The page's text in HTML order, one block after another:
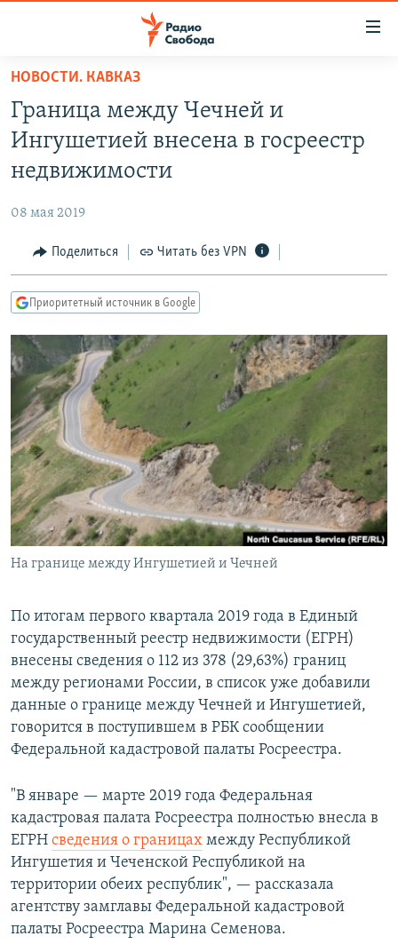
упрощенного
доступа
Вернуться
основному
Вернутся
Вернутся
поиску
ПОДКАСТЫ
АВТОРСКИЕ ПРОЕКТЫ
МНЕНИЯ
КУЛЬТУРА
КАВКАЗ.РЕАЛИИ
СЕВЕР.РЕАЛИИ
СИБИРЬ.РЕАЛИИ
РАСПИСАНИЕ ВЕЩАНИЯ
ПОДПИШИТЕСЬ НА РАССЫЛКУ
СОЦИАЛЬНЫЕ СЕТИ
Все сайты РСЕ/РС
НОВОСТИ. КАВКАЗ
Граница между Чечней и
Ингушетией внесена в госреестр
недвижимости
08 мая 2019
Поделиться Читать без VPN
Приоритетный источник в Google
На границе между Ингушетией и Чечней
По итогам первого квартала 2019 года в Единый
государственный реестр недвижимости (ЕГРН)
внесены сведения о 112 из 378 (29,63%) границ
между регионами России, в список уже добавили
данные о границе между Чечней и Ингушетией,
говорится в поступившем в РБК сообщении
Федеральной кадастровой палаты Росреестра.
"В январе — марте 2019 года Федеральная
кадастровая палата Росреестра полностью внесла в
ЕГРН сведения о границах между Республикой
Ингушетия и Чеченской Республикой на
территории обеих республик", — рассказала
агентству замглавы Федеральной кадастровой
палаты Росреестра Марина Семенова.